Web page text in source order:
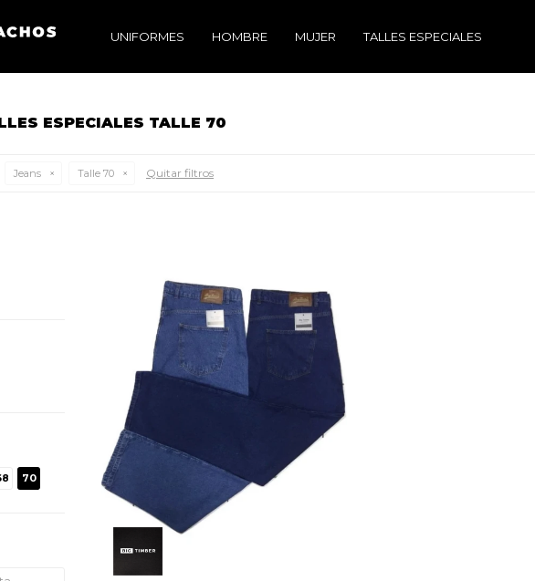
UNIFORMES HOMBRE MUJER TALLES ESPECIALES
ESPECIALES TALLE 70
Jeans Talle 70 Quitar filtros
70